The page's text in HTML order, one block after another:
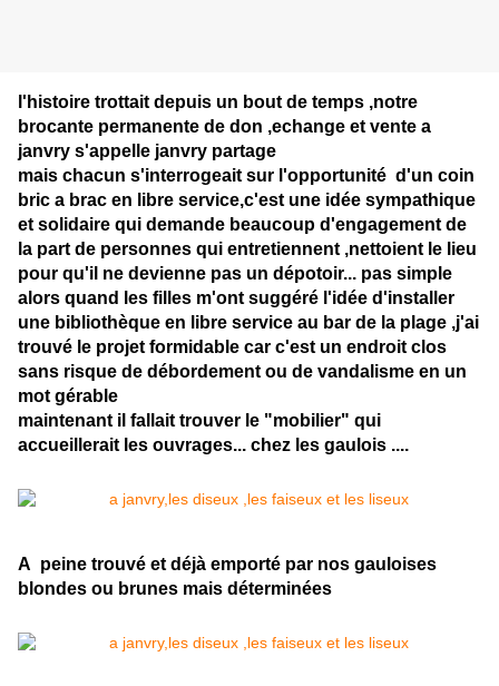
l'histoire trottait depuis un bout de temps ,notre
brocante permanente de don ,echange et vente a
janvry s'appelle janvry partage
mais chacun s'interrogeait sur l'opportunité d'un coin
bric a brac en libre service,c'est une idée sympathique
et solidaire qui demande beaucoup d'engagement de
la part de personnes qui entretiennent ,nettoient le lieu
pour qu'il ne devienne pas un dépotoir... pas simple
alors quand les filles m'ont suggéré l'idée d'installer
une bibliothèque en libre service au bar de la plage ,j'ai
trouvé le projet formidable car c'est un endroit clos
sans risque de débordement ou de vandalisme en un
mot gérable
maintenant il fallait trouver le "mobilier" qui
accueillerait les ouvrages... chez les gaulois ....
A peine trouvé et déjà emporté par nos gauloises
blondes ou brunes mais déterminées